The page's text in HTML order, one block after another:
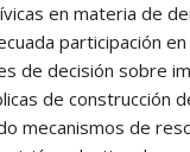
en materia de
participación
de decisión sobre
de construcción
mecanismos de